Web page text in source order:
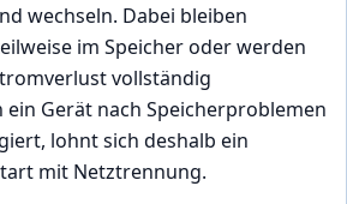
wechseln. Dabei bleiben
im Speicher oder werden
vollständig
Gerät nach Speicherproblemen
lohnt sich deshalb ein
mit Netztrennung.